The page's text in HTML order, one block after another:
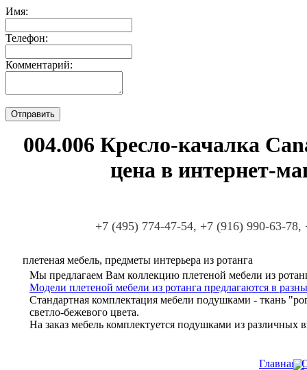
Имя:
Телефон:
Комментарий:
004.006 Кресло-качалка
цена в интернет-
+7 (495) 774-47-54, +7 (916) 990-63-78,
плетеная мебель, предметы интерьера из ротанга
Мы предлагаем Вам коллекцию плетеной мебели из
Модели плетеной мебели из ротанга предлагаются в
Стандартная комплектация мебели подушками - ткань
светло-бежевого цвета.
На заказ мебель комплектуется подушками из различных
Главная